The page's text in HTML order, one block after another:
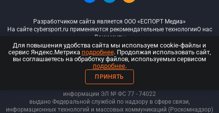
Разработчиком сайта является ООО «ЕСПОРТ Медиа»
На сайте cybersport.ru применяются рекомендательные технологииО нас
Документы
© ООО «Киберспорт.ру» — Все права защищены
18+
ООО «Киберспорт.ру». Свидетельство о регистрации средств массовой
информации ЭЛ № ФС 77 - 74022
выдано Федеральной службой по надзору в сфере связи,
информационных технологий и массовых коммуникаций (Роскомнадзор)
Для повышения удобства сайта мы используем cookie-файлы и
сервис Яндекс.Метрика подробнее. Продолжая использовать сайт,
вы соглашаетесь на обработку файлов, используемых сервисом
подробнее.
ПРИНЯТЬ